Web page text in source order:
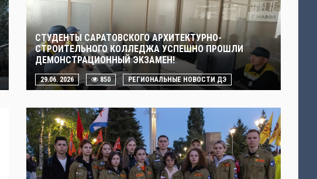
СТУДЕНТЫ САРАТОВСКОГО АРХИТЕКТУРНО-
СТРОИТЕЛЬНОГО КОЛЛЕДЖА УСПЕШНО ПРОШЛИ
ДЕМОНСТРАЦИОННЫЙ ЭКЗАМЕН!
29.06. 2026 850 РЕГИОНАЛЬНЫЕ НОВОСТИ ДЭ